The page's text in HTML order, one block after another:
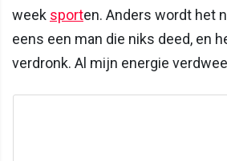
week sporten. Anders wordt het
eens een man die niks deed, en
verdronk. Al mijn energie